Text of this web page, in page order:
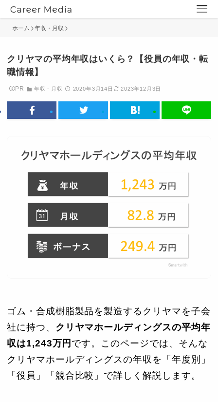
ホーム 年収・月収
クリヤマの平均年収はいくら？【役員の年収・転
職情報】
PR 年収・月収 2020年3月14日 2023年12月3日
ゴム・合成樹脂製品を製造するクリヤマを子会
社に持つ、 クリヤマホールディングスの平均年
収は1,243万円 です。このページでは、そんな
クリヤマホールディングスの年収を「年度別」
「役員」「競合比較」で詳しく解説します。